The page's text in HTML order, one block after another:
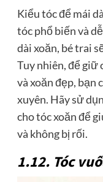
Kiểu tóc để mái
tóc phổ biến và
dài xoăn, bé trai
Tuy nhiên, để giữ
và xoăn đẹp, bạn
xuyên. Hãy sử
cho tóc xoăn để
và không bị rối.
1.12. Tóc